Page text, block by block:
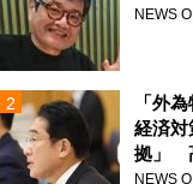
NEWS
「外
経済対
拠」
NEWS